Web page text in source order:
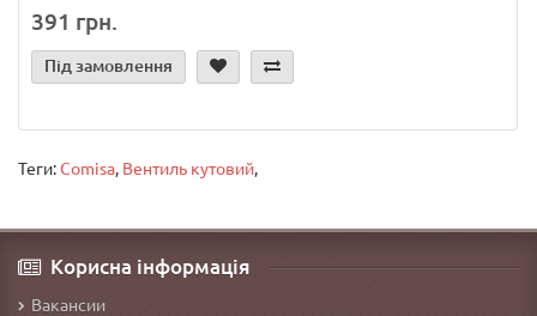
391 грн.
Під замовлення
Теги:Comisa, Вентиль кутовий,
Корисна інформація
Вакансии